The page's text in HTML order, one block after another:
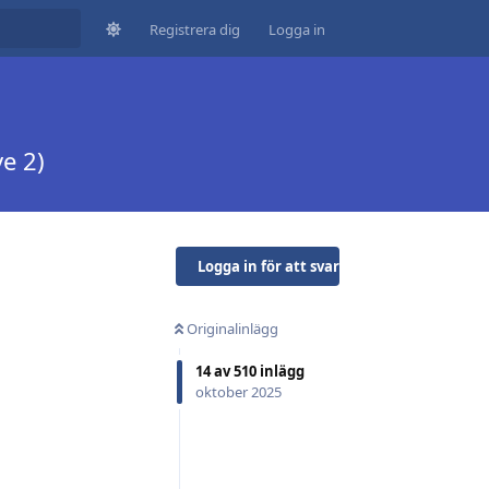
Registrera dig Logga in
2)
Logga in för att svara
Originalinlägg
14av510 inlägg
oktober 2025